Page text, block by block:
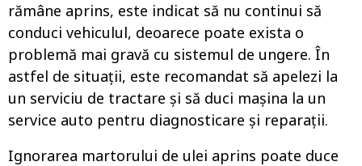
rămâne aprins, este indicat să nu continui să
conduci vehiculul, deoarece poate exista o
problemă mai gravă cu sistemul de ungere. În
astfel de situații, este recomandat să apelezi la
un serviciu de tractare și să duci mașina la un
service auto pentru diagnosticare și reparații.
Ignorarea martorului de ulei aprins poate duce